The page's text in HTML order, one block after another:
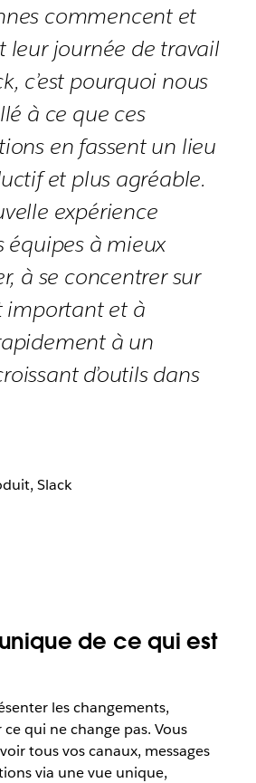
commencent et
leur journée de travail
c’est pourquoi nous
à ce que ces
en fassent un lieu
et plus agréable.
expérience
équipes à mieux
à se concentrer sur
important et à
à un
d’outils dans
Slack
de ce qui est
les changements,
qui ne change pas. Vous
tous vos canaux, messages
via une vue unique,